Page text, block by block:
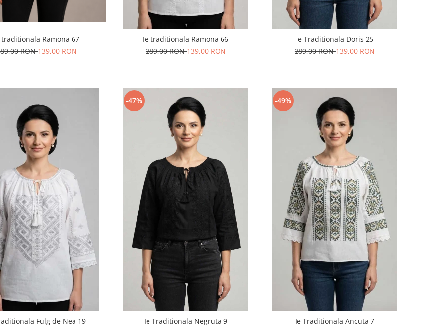
traditionala Ramona 67
RON139,00 RON
Ie traditionala Ramona 66
289,00 RON139,00 RON
Ie Traditionala Doris 25
289,00 RON139,00 RON
Fulg de Nea 19
-47%
Ie Traditionala Negruta 9
-49%
Ie Traditionala Ancuta 7